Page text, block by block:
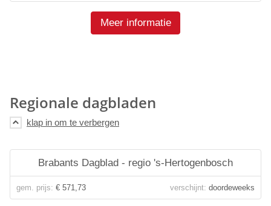
Meer informatie
Regionale dagbladen
Brabants Dagblad - regio 's-Hertogenbosch
gem. prijs: € 571,73 verschijnt: doordeweeks